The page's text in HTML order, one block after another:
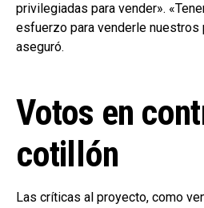
privilegiadas para vender».
esfuerzo para venderle nuestros
aseguró.
Votos en
cotillón
Las críticas al proyecto, como